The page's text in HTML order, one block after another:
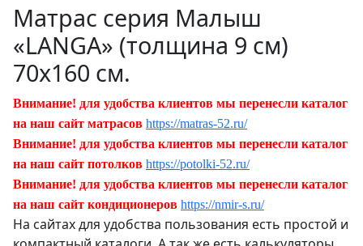
Матрас серия Малыш
«LANGA» (толщина 9 см)
70х160 см.
Внимание! для удобства клиентов мы перенесли каталог
на наш сайт матрасов https://matras-52.ru/
Внимание! для удобства клиентов мы перенесли каталог
на наш сайт потолков https://potolki-52.ru/
Внимание! для удобства клиентов мы перенесли каталог
на наш сайт кондиционеров https://nmir-s.ru/
На сайтах для удобства пользования есть простой и